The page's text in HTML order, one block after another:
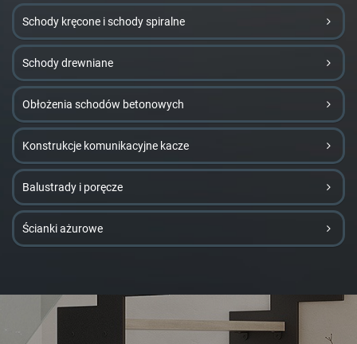
Schody kręcone i schody spiralne
Schody drewniane
Obłożenia schodów betonowych
Konstrukcje komunikacyjne kacze
Balustrady i poręcze
Ścianki ażurowe